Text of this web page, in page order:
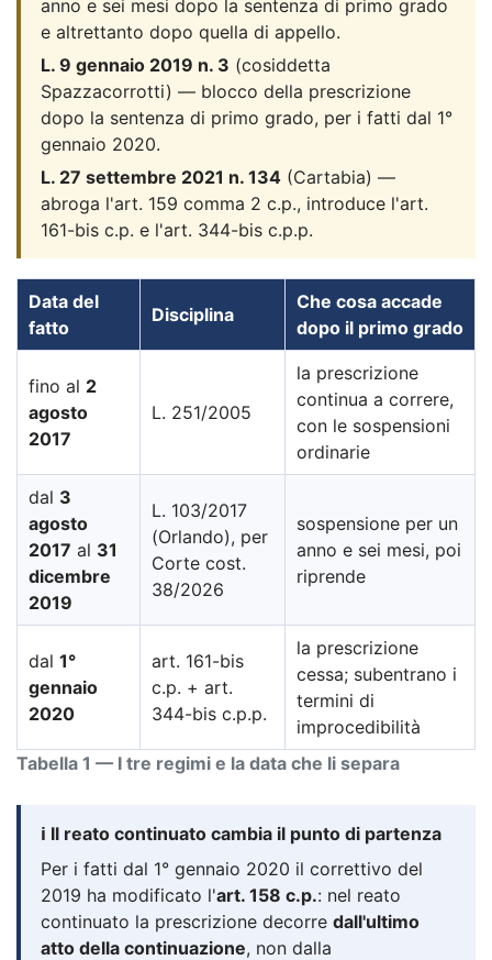
anno e sei mesi dopo la sentenza di primo grado
e altrettanto dopo quella di appello.
L. 9 gennaio 2019 n. 3 (cosiddetta
Spazzacorrotti) — blocco della prescrizione
dopo la sentenza di primo grado, per i fatti dal 1°
gennaio 2020.
L. 27 settembre 2021 n. 134 (Cartabia) —
abroga l'art. 159 comma 2 c.p., introduce l'art.
161-bis c.p. e l'art. 344-bis c.p.p.
Tabella 1 — I tre regimi e la data che li separa
Data del
fatto
Disciplina
Che cosa accade
dopo il primo grado
fino al 2
agosto
2017
L. 251/2005
la prescrizione
continua a correre,
con le sospensioni
ordinarie
dal 3
agosto
2017 al 31
dicembre
2019
L. 103/2017
(Orlando), per
Corte cost.
38/2026
sospensione per un
anno e sei mesi, poi
riprende
dal 1°
gennaio
2020
art. 161-bis
c.p. + art.
344-bis c.p.p.
la prescrizione
cessa; subentrano i
termini di
improcedibilità
ℹ️ Il reato continuato cambia il punto di partenza
Per i fatti dal 1° gennaio 2020 il correttivo del
2019 ha modificato l'art. 158 c.p.: nel reato
continuato la prescrizione decorre dall'ultimo
atto della continuazione, non dalla